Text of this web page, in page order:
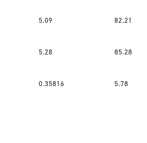
5.09 82.21
5.28 85.28
0.35816 5.78